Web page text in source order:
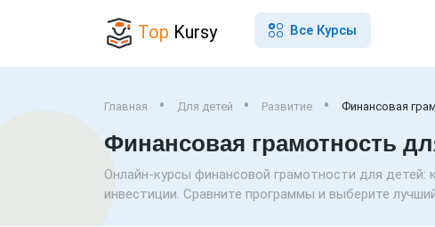
Top Kursy Все Курсы
Главная Для детей Развитие Финансовая
Финансовая грамотность
Онлайн-курсы финансовой грамотности для детей:
инвестиции. Сравните программы и выберите лучший